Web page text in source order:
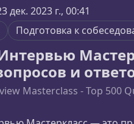
курсКурс
CQRS и Event
но и реальные
дек. 2023 г., 00:41
Подготовка к
и
Masterclass - Top 500